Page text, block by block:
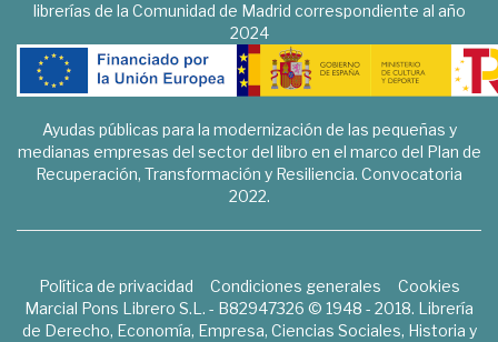
librerías de la Comunidad de Madrid correspondiente al año
2024
Ayudas públicas para la modernización de las pequeñas y
medianas empresas del sector del libro en el marco del Plan de
Recuperación, Transformación y Resiliencia. Convocatoria
2022.
Política de privacidad Condiciones generales
Cookies
Marcial Pons Librero S.L. - B82947326 © 1948 - 2018. Librería
de Derecho, Economía, Empresa, Ciencias Sociales, Historia y